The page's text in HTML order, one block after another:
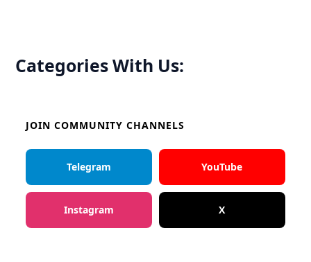
Categories With Us:
JOIN COMMUNITY CHANNELS
Telegram YouTube
Instagram X